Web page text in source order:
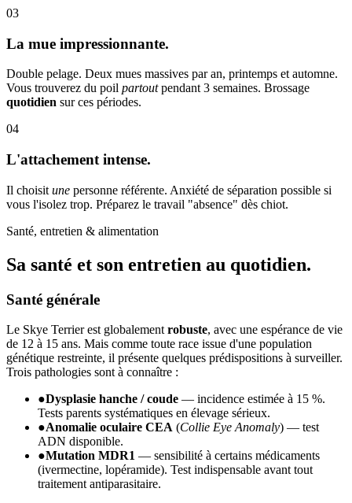
03
La mue impressionnante.
Double pelage. Deux mues massives par an, printemps et automne.
Vous trouverez du poil partoutpendant 3 semaines. Brossage
quotidien sur ces périodes.
04
L'attachement intense.
Il choisit une personne référente. Anxiété de séparation possible si
vous l'isolez trop. Préparez le travail "absence" dès chiot.
Santé, entretien & alimentation
Sa santé et son entretien au quotidien.
Santé générale
Le Skye Terrier est globalement robuste, avec une espérance de vie
de 12 à 15 ans. Mais comme toute race issue d'une population
génétique restreinte, il présente quelques prédispositions à surveiller.
Trois pathologies sont à connaître :
●Dysplasie hanche / coude — incidence estimée à 15 %.
Tests parents systématiques en élevage sérieux.
●Anomalie oculaire CEA (Collie Eye Anomaly) — test
ADN disponible.
●Mutation MDR1 — sensibilité à certains médicaments
(ivermectine, lopéramide). Test indispensable avant tout
traitement antiparasitaire.